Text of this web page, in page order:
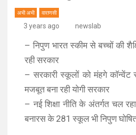
अभी अभी वाराणसी
3 years ago newslab
– निपुण भारत स्कीम से बच्चों की
रही सरकार
– सरकारी स्कूलों को मंहगे
मजबूत बना रही योगी सरकार
– नई शिक्षा नीति के अंतर्गत चल
बनारस के 281 स्कूल भी निपुण